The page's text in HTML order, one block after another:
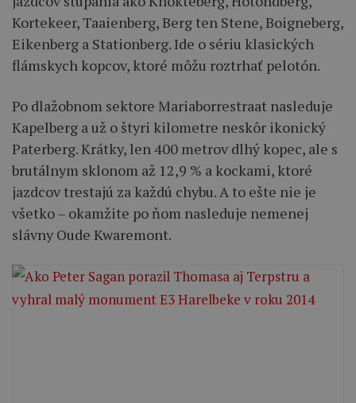
Kortekeer, Taaienberg, Berg ten Stene, Boigneberg,
Eikenberg a Stationberg. Ide o sériu klasických
flámskych kopcov, ktoré môžu roztrhať pelotón.
Po dlažobnom sektore Mariaborrestraat nasleduje
Kapelberg a už o štyri kilometre neskôr ikonický
Paterberg. Krátky, len 400 metrov dlhý kopec, ale s
brutálnym sklonom až 12,9 % a kockami, ktoré
jazdcov trestajú za každú chybu. A to ešte nie je
všetko – okamžite po ňom nasleduje nemenej
slávny Oude Kwaremont.